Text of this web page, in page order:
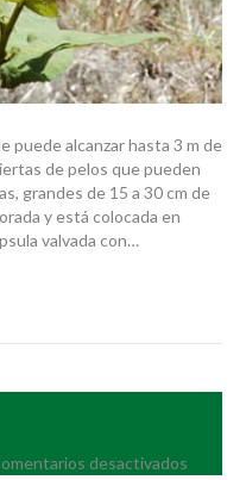
puede alcanzar hasta 3 m de
de pelos que pueden
grandes de 15 a 30 cm de
y está colocada en
valvada con…
desactivados